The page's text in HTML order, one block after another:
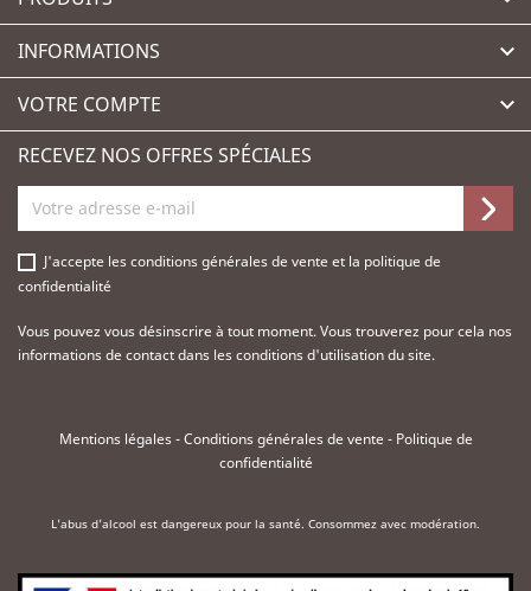
INFORMATIONS 
VOTRE COMPTE 
RECEVEZ NOS OFFRES SPÉCIALES
J'accepte lesconditions générales de vente et la politique de
confidentialité
Vous pouvez vous désinscrire à tout moment. Vous trouverez pour cela nos
informations de contact dans les conditions d'utilisation du site.
Mentions légales-Conditions générales de vente - Politique de
confidentialité
L'abus d'alcool est dangereux pour la santé. Consommez avec modération.